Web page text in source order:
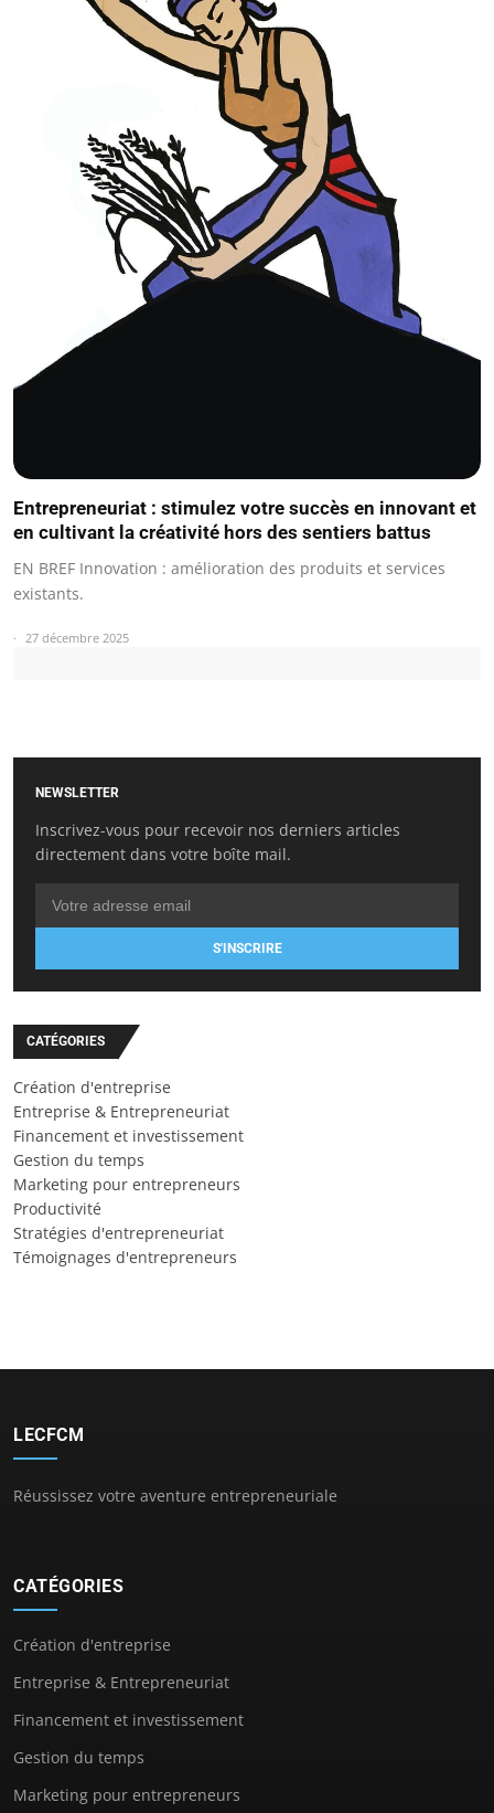
Entrepreneuriat : stimulez votre succès en innovant et
en cultivant la créativité hors des sentiers battus
EN BREF Innovation : amélioration des produits et services
existants.
27 décembre 2025
NEWSLETTER
Inscrivez-vous pour recevoir nos derniers articles
directement dans votre boîte mail.
S'INSCRIRE
CATÉGORIES
Création d'entreprise
Entreprise & Entrepreneuriat
Financement et investissement
Gestion du temps
Marketing pour entrepreneurs
Productivité
Stratégies d'entrepreneuriat
Témoignages d'entrepreneurs
LECFCM
Réussissez votre aventure entrepreneuriale
CATÉGORIES
Création d'entreprise
Entreprise & Entrepreneuriat
Financement et investissement
Gestion du temps
Marketing pour entrepreneurs